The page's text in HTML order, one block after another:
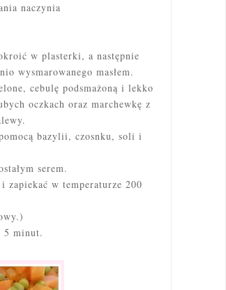
naczynia
w plasterki, a następnie
wysmarowanego masłem.
cebulę podsmażoną i lekko
oczkach oraz marchewkę z
bazylii, czosnku, soli i
serem.
w temperaturze 200
5 minut.